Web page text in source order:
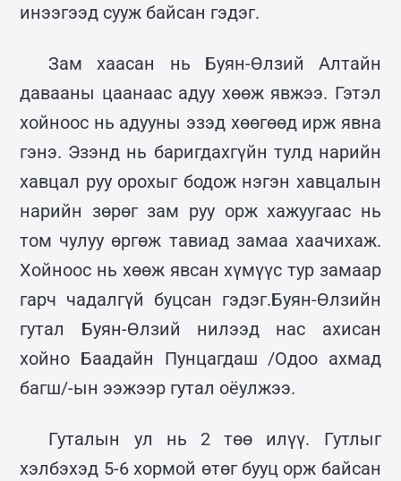
инээгээд сууж байсан гэдэг.
Зам хаасан нь Буян-Өлзий Алтайн
давааны цаанаас адуу хөөж явжээ. Гэтэл
хойноос нь адууны эзэд хөөгөөд ирж явна
гэнэ. Эзэнд нь баригдахгүйн тулд нарийн
хавцал руу орохыг бодож нэгэн хавцалын
нарийн зөрөг зам руу орж хажуугаас нь
том чулуу өргөж тавиад замаа хаачихаж.
Хойноос нь хөөж явсан хүмүүс тур замаар
гарч чадалгүй буцсан гэдэг.Буян-Өлзийн
гутал Буян-Өлзий нилээд нас ахисан
хойно Баадайн Пунцагдаш /Одоо ахмад
багш/-ын ээжээр гутал оёулжээ.
Гуталын ул нь 2 төө илүү. Гутлыг
хэлбэхэд 5-6 хормой өтөг бууц орж байсан